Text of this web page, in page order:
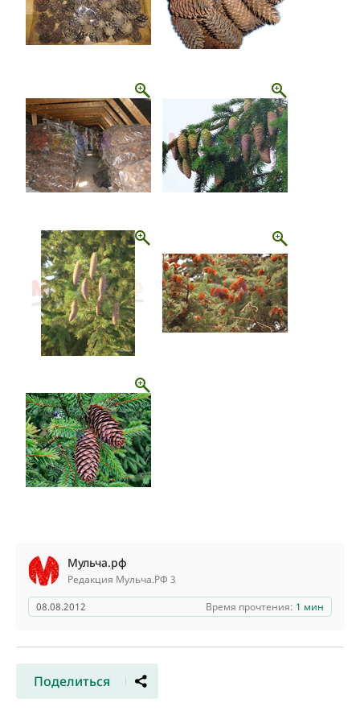
Мульча.рф
Редакция Мульча.РФ 3
08.08.2012
Время прочтения: 1 мин
Поделиться